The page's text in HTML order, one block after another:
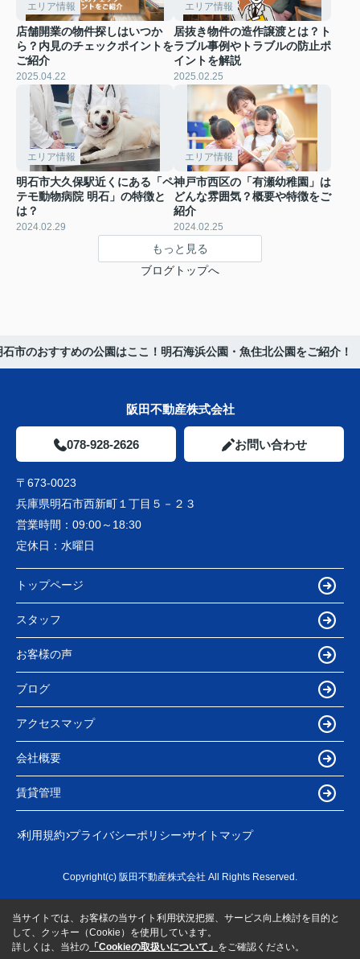
エリア情報
店舗開業の物件探しはいつか
ら？内見のチェックポイントを
ご紹介
2025.04.22
エリア情報
居抜き物件の造作譲渡とは？ト
ラブル事例やトラブルの防止ポ
イントを解説
2025.02.25
エリア情報
明石市大久保駅近くにある「ペ
テモ動物病院 明石」の特徴と
は？
2024.02.29
エリア情報
神戸市西区の「有瀬幼稚園」は
どんな雰囲気？概要や特徴をご
紹介
2024.02.25
もっと見る
ブログトップへ
石市のおすすめの公園はここ！明石海浜公園・魚住北公園をご紹介！
阪田不動産株式会社
078-928-2626 お問い合わせ
〒673-0023
兵庫県明石市西新町１丁目５－２３
営業時間： 09:00～18:30
定休日： 水曜日
トップページ
スタッフ
お客様の声
ブログ
アクセスマップ
会社概要
賃貸管理
利用規約 プライバシーポリシー サイトマップ
Copyright(c) 阪田不動産株式会社 All Rights Reserved.
当サイトでは、お客様の当サイト利用状況把握、サービス向上検討を目的と
して、クッキー（Cookie）を使用しています。
詳しくは、当社の 「Cookieの取扱いについて」 をご確認ください。